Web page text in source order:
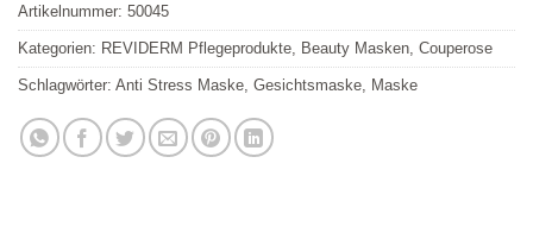
Artikelnummer: 50045
Kategorien: REVIDERM Pflegeprodukte Beauty Masken Couperose
Schlagwörter: Anti Stress Maske Gesichtsmaske Maske